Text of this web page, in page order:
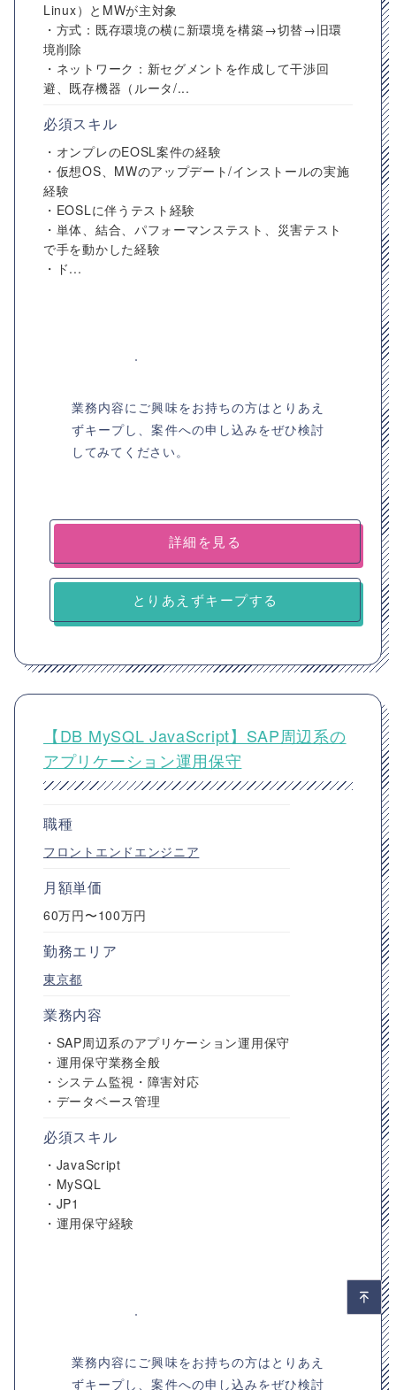
Linux）とMWが主対象
・方式：既存環境の横に新環境を構築→切替→旧環
境削除
・ネットワーク：新セグメントを作成して干渉回
避、既存機器（ルータ/...
必須スキル
・オンプレのEOSL案件の経験
・仮想OS、MWのアップデート/インストールの実施
経験
・EOSLに伴うテスト経験
・単体、結合、パフォーマンステスト、災害テスト
で手を動かした経験
・ド...
業務内容にご興味をお持ちの方はとりあえ
ずキープし、案件への申し込みをぜひ検討
してみてください。
詳細を見る
とりあえずキープする
【DB MySQL JavaScript】SAP周辺系の
アプリケーション運用保守
職種
フロントエンドエンジニア
月額単価
60万円〜100万円
勤務エリア
東京都
業務内容
・SAP周辺系のアプリケーション運用保守
・運用保守業務全般
・システム監視・障害対応
・データベース管理
必須スキル
・JavaScript
・MySQL
・JP1
・運用保守経験
業務内容にご興味をお持ちの方はとりあえ
ずキープし、案件への申し込みをぜひ検討